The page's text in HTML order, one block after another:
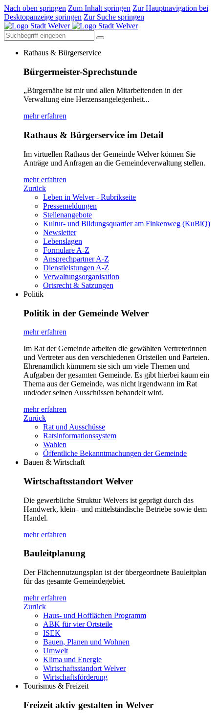
Nach oben springen Zum Inhalt springen Zur Hauptnavigation bei
Desktopanzeige springen Zur Suche springen
Rathaus & Bürgerservice
Bürgermeister-Sprechstunde
„Bürgernähe ist mir und allen Mitarbeitenden in der
Verwaltung eine Herzensangelegenheit...
mehr erfahren
Rathaus & Bürgerservice im Detail
Im virtuellen Rathaus der Gemeinde Welver können Sie
Anträge und Anfragen an die Gemeindeverwaltung stellen.
mehr erfahren
Zurück
Leben in Welver - Rubrikseite
Pressemeldungen
Stellenangebote
Kultur- und Bildungsquartier am Finkenweg (KuBiQ)
Newsletter
Lebenslagen
Formulare A-Z
Ansprechpartner A-Z
Dienstleistungen A-Z
Verwaltungsorganisation
Ortsrecht & Satzungen
Politik
Politik in der Gemeinde Welver
mehr erfahren
Im Rat der Gemeinde arbeiten die gewählten Vertreterinnen
und Vertreter aus den verschiedenen Ortsteilen und Parteien.
Ehrenamtlich kümmern sie sich um viele Themen und
Aufgaben der gesamten Gemeinde. Es gibt hierbei kaum ein
Thema aus der Gemeinde, was nicht irgendwann im Rat
und/oder seinen Ausschüssen behandelt wird.
mehr erfahren
Zurück
Rat und Ausschüsse
Ratsinformationssystem
Wahlen
Öffentliche Bekanntmachungen der Gemeinde
Bauen & Wirtschaft
Wirtschaftsstandort Welver
Die gewerbliche Struktur Welvers ist geprägt durch das
Handwerk, klein– und mittelständische Betriebe sowie dem
Handel.
mehr erfahren
Bauleitplanung
Der Flächennutzungsplan ist der übergeordnete Bauleitplan
für das gesamte Gemeindegebiet.
mehr erfahren
Zurück
Haus- und Hofflächen Programm
ABK für vier Ortsteile
ISEK
Bauen, Planen und Wohnen
Umwelt
Klima und Energie
Wirtschaftsstandort Welver
Wirtschaftsförderung
Tourismus & Freizeit
Freizeit aktiv gestalten in Welver